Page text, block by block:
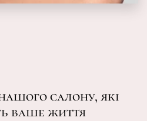
салону, які
ваше життя